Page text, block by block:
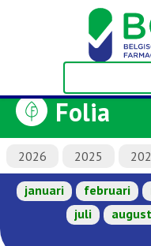
Folia
2026 2025
januari februari
juli